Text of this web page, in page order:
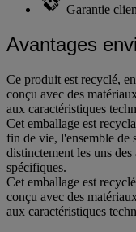
Garantie
Avantages
Ce produit est recyclé,
conçu avec des
aux caractéristiques
Cet emballage est
fin de vie, l'ensemble de
distinctement les uns
spécifiques.
Cet emballage est
conçu avec des
aux caractéristiques